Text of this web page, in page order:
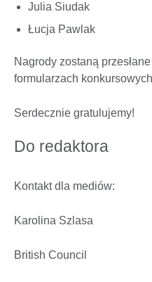
Julia Siudak
Łucja Pawlak
Nagrody zostaną
formularzach
Serdecznie gratulujemy!
Do redaktora
Kontakt dla mediów:
Karolina Szlasa
British Council